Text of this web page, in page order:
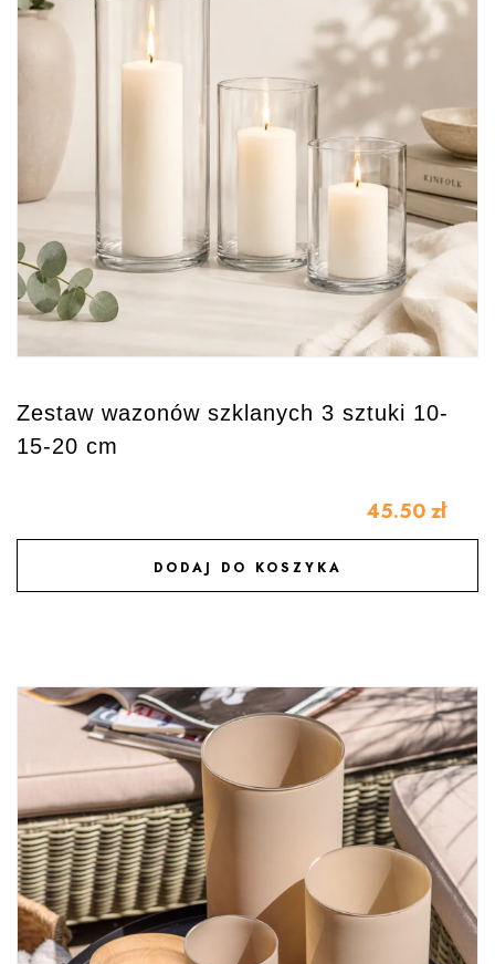
Zestaw wazonów szklanych 3 sztuki 10-
15-20 cm
45.50 zł
DODAJ DO KOSZYKA
DODAJ DO ULUBIONYCH